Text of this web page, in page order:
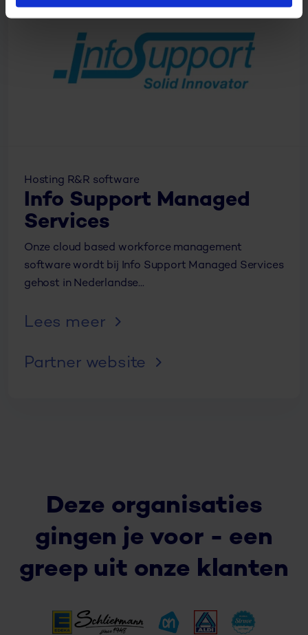
Hosting R&R software
Info Support Managed
Services
Onze cloud based workforce management
software wordt bij Info Support Managed Services
gehost in Nederlandse...
Lees meer
Partner website
Deze organisaties
gingen je voor - een
greep uit onze klanten